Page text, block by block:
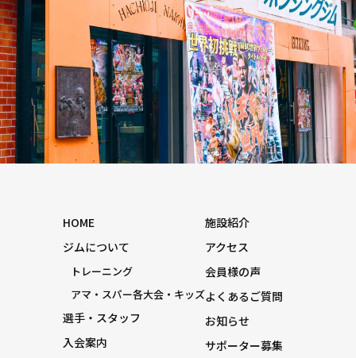
HOME
ジムについて
トレーニング
アマ・スパー各大会・キッズ
選手・スタッフ
入会案内
施設紹介
アクセス
会員様の声
よくあるご質問
お知らせ
サポーター募集